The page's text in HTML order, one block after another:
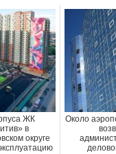
ЖК
в
округе
Около